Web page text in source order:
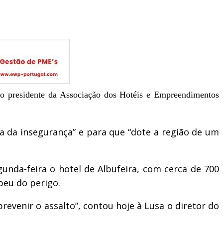
da Associação dos Hotéis e Empreendimentos
insegurança” e para que “dote a região de um
feira o hotel de Albufeira, com cerca de 700
do perigo.
o assalto”, contou hoje à Lusa o diretor do